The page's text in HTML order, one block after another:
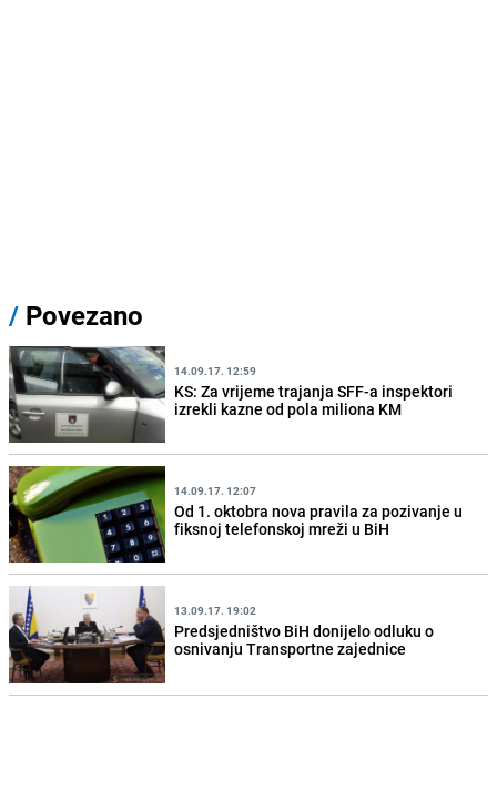
/ Povezano
14.09.17. 12:59
KS: Za vrijeme trajanja SFF-a inspektori
izrekli kazne od pola miliona KM
14.09.17. 12:07
Od 1. oktobra nova pravila za pozivanje u
fiksnoj telefonskoj mreži u BiH
13.09.17. 19:02
Predsjedništvo BiH donijelo odluku o
osnivanju Transportne zajednice